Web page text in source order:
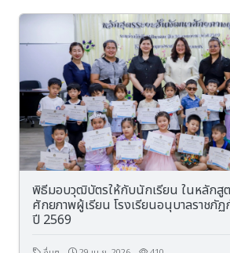
พิธีมอบวุฒิบัตรให้กับนักเรียน ในหลักสู
ศักยภาพผู้เรียน โรงเรียนอนุบาลราชภัฏ
ปี 2569